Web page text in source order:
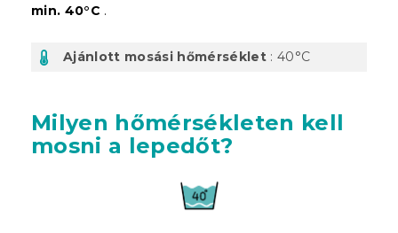
min. 40°C .
Ajánlott mosási hőmérséklet : 40°C
Milyen hőmérsékleten kell
mosni a lepedőt?